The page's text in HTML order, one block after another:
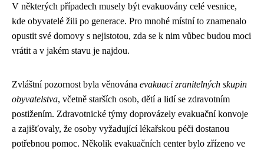
V některých případech musely být evakuovány celé vesnice,
kde obyvatelé žili po generace. Pro mnohé místní to znamenalo
opustit své domovy s nejistotou, zda se k nim vůbec budou moci
vrátit a v jakém stavu je najdou.
Zvláštní pozornost byla věnována evakuaci zranitelných skupin
obyvatelstva, včetně starších osob, dětí a lidí se zdravotním
postižením. Zdravotnické týmy doprovázely evakuační konvoje
a zajišťovaly, že osoby vyžadující lékařskou péči dostanou
potřebnou pomoc. Několik evakuačních center bylo zřízeno ve